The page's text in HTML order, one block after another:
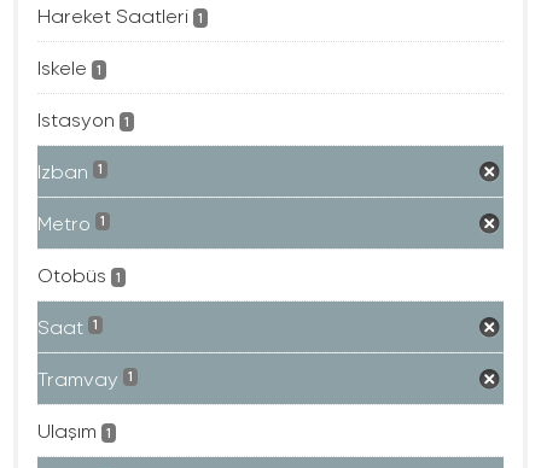
Hareket Saatleri 1
Iskele 1
Istasyon 1
Izban 1
Metro 1
Otobüs 1
Saat 1
Tramvay 1
Ulaşım 1